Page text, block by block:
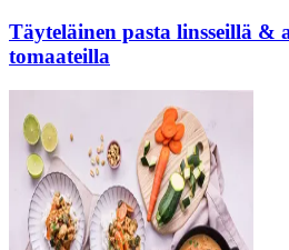
Täyteläinen pasta linsseillä
tomaateilla